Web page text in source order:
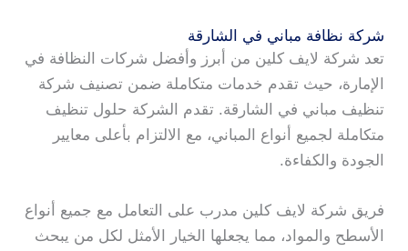
شركة نظافة مباني في الشارقة
تعد شركة لايف كلين من أبرز وأفضل شركات النظافة في
الإمارة، حيث تقدم خدمات متكاملة ضمن تصنيف شركة
تنظيف مباني في الشارقة. تقدم الشركة حلول تنظيف
متكاملة لجميع أنواع المباني، مع الالتزام بأعلى معايير
الجودة والكفاءة.
فريق شركة لايف كلين مدرب على التعامل مع جميع أنواع
الأسطح والمواد، مما يجعلها الخيار الأمثل لكل من يبحث